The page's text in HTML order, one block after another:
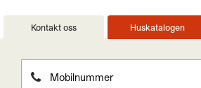
Kontakt oss Huskatalogen